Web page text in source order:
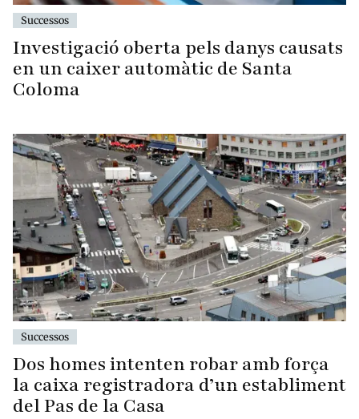
Successos
Investigació oberta pels danys causats
en un caixer automàtic de Santa
Coloma
Successos
Dos homes intenten robar amb força
la caixa registradora d’un establiment
del Pas de la Casa